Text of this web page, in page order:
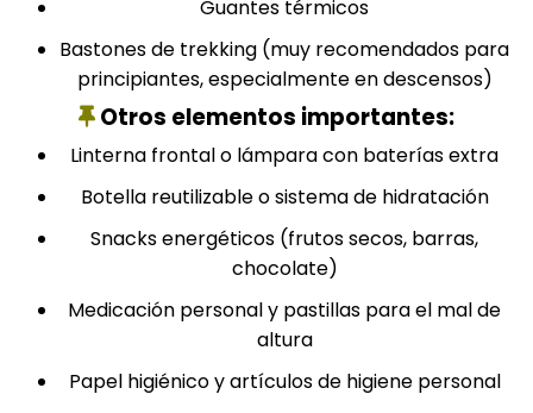
Guantes térmicos
Bastones de trekking (muy recomendados para
principiantes, especialmente en descensos)
Otros elementos importantes:
Linterna frontal o lámpara con baterías extra
Botella reutilizable o sistema de hidratación
Snacks energéticos (frutos secos, barras,
chocolate)
Medicación personal y pastillas para el mal de
altura
Papel higiénico y artículos de higiene personal